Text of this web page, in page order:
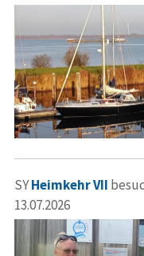
SYHeimkehr VII
13.07.2026